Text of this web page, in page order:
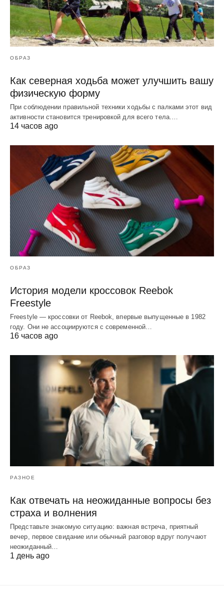
ОБРАЗ
Как северная ходьба может улучшить вашу
физическую форму
При соблюдении правильной техники ходьбы с палками этот вид
активности становится тренировкой для всего тела.…
14 часов ago
ОБРАЗ
История модели кроссовок Reebok
Freestyle
Freestyle — кроссовки от Reebok, впервые выпущенные в 1982
году. Они не ассоциируются с современной…
16 часов ago
РАЗНОЕ
Как отвечать на неожиданные вопросы без
страха и волнения
Представьте знакомую ситуацию: важная встреча, приятный
вечер, первое свидание или обычный разговор вдруг получают
неожиданный…
1 день ago